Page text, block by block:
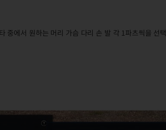
중에서 원하는 머리 가슴 다리 손 발 각 1파츠씩을 선택